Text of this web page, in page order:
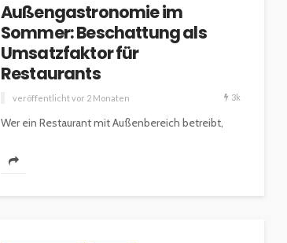
Außengastronomie im
Sommer: Beschattung als
Umsatzfaktor für
Restaurants
veröffentlicht vor 2 Monaten 3k
Wer ein Restaurant mit Außenbereich betreibt,
bleiben Tische in der prallen Sonne leer,